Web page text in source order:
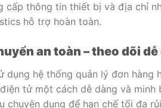
cấp thông tin thiết bị và địa chỉ
hỗ trợ hoàn toàn.
an toàn –theo dõi dễ
dụng hệ thống quản lý đơn hàng
điện tử một cách dễ dàng và minh
chuyên dụng để hạn chế tối đa rủi